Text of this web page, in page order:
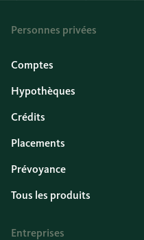
Personnes privées
Comptes
Hypothèques
Crédits
Placements
Prévoyance
Tous les produits
Entreprises